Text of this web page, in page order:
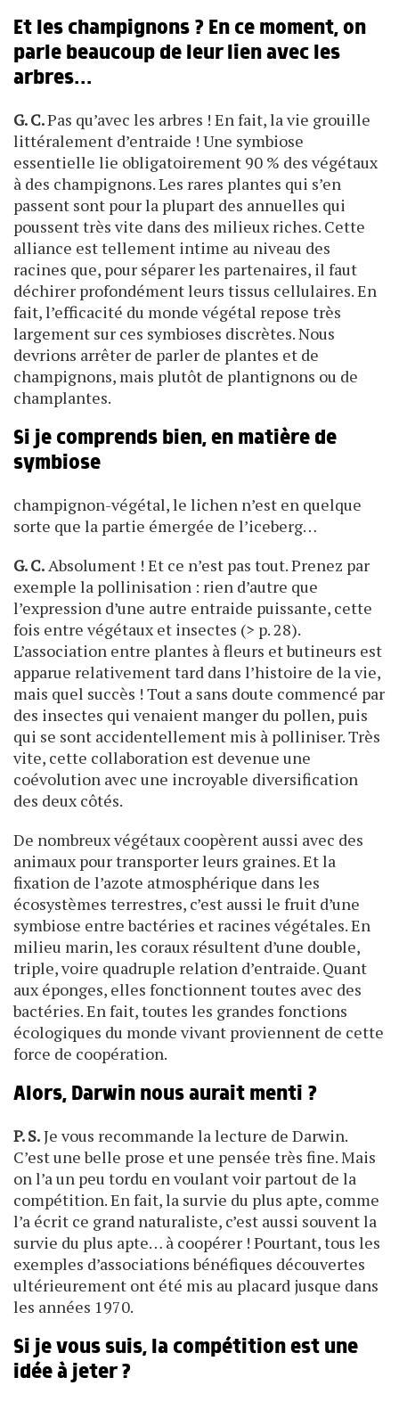
Et les champignons ? En ce moment, on
parle beaucoup de leur lien avec les
arbres…
G. C.Pas qu’avec les arbres ! En fait, la vie grouille
littéralement d’entraide ! Une symbiose
essentielle lie obligatoirement 90 % des végétaux
à des champignons. Les rares plantes qui s’en
passent sont pour la plupart des annuelles qui
poussent très vite dans des milieux riches. Cette
alliance est tellement intime au niveau des
racines que, pour séparer les partenaires, il faut
déchirer profondément leurs tissus cellulaires. En
fait, l’efficacité du monde végétal repose très
largement sur ces symbioses discrètes. Nous
devrions arrêter de parler de plantes et de
champignons, mais plutôt de plantignons ou de
champlantes.
Si je comprends bien, en matière de
symbiose
champignon-végétal, le lichen n’est en quelque
sorte que la partie émergée de l’iceberg…
G. C.Absolument ! Et ce n’est pas tout. Prenez par
exemple la pollinisation : rien d’autre que
l’expression d’une autre entraide puissante, cette
fois entre végétaux et insectes (> p. 28).
L’association entre plantes à fleurs et butineurs est
apparue relativement tard dans l’histoire de la vie,
mais quel succès ! Tout a sans doute commencé par
des insectes qui venaient manger du pollen, puis
qui se sont accidentellement mis à polliniser. Très
vite, cette collaboration est devenue une
coévolution avec une incroyable diversification
des deux côtés.
De nombreux végétaux coopèrent aussi avec des
animaux pour transporter leurs graines. Et la
fixation de l’azote atmosphérique dans les
écosystèmes terrestres, c’est aussi le fruit d’une
symbiose entre bactéries et racines végétales. En
milieu marin, les coraux résultent d’une double,
triple, voire quadruple relation d’entraide. Quant
aux éponges, elles fonctionnent toutes avec des
bactéries. En fait, toutes les grandes fonctions
écologiques du monde vivant proviennent de cette
force de coopération.
Alors, Darwin nous aurait menti ?
P. S.Je vous recommande la lecture de Darwin.
C’est une belle prose et une pensée très fine. Mais
on l’a un peu tordu en voulant voir partout de la
compétition. En fait, la survie du plus apte, comme
l’a écrit ce grand naturaliste, c’est aussi souvent la
survie du plus apte… à coopérer ! Pourtant, tous les
exemples d’associations bénéfiques découvertes
ultérieurement ont été mis au placard jusque dans
les années 1970.
Si je vous suis, la compétition est une
idée à jeter ?